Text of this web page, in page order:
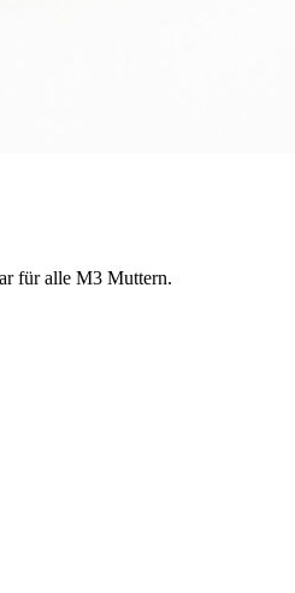
für alle M3 Muttern.